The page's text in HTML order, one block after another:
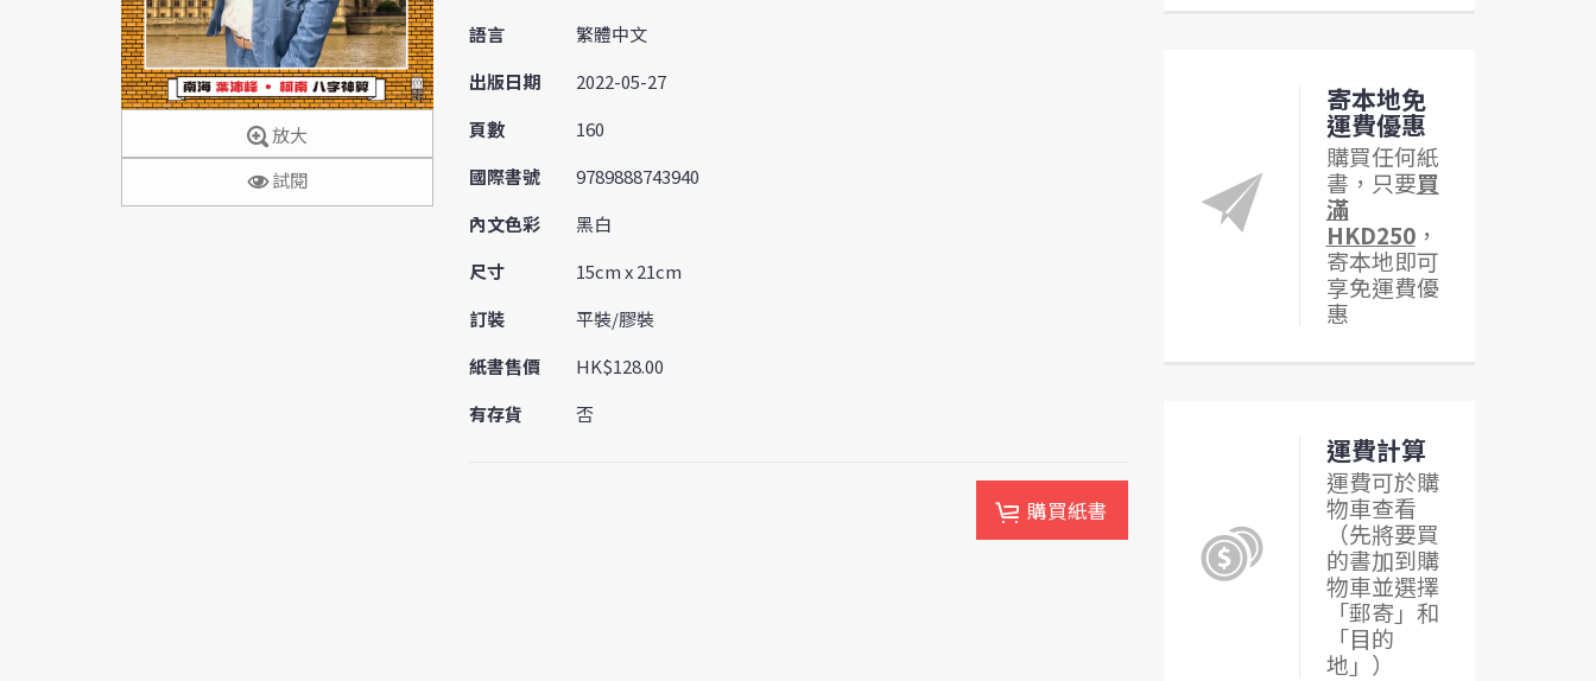
放大
試閱
語言
繁體中文
出版日期
2022-05-27
頁數
160
國際書號
9789888743940
內文色彩
黑白
尺寸
15cm x 21cm
訂裝
平裝/膠裝
紙書售價
HK$128.00
有存貨
否
購買紙書
寄本地免
運費優惠
購買任何紙
書，只要買
滿
HKD250，
寄本地即可
享免運費優
惠
運費計算
運費可於購
物車查看
（先將要買
的書加到購
物車並選擇
「郵寄」和
「目的
地」）